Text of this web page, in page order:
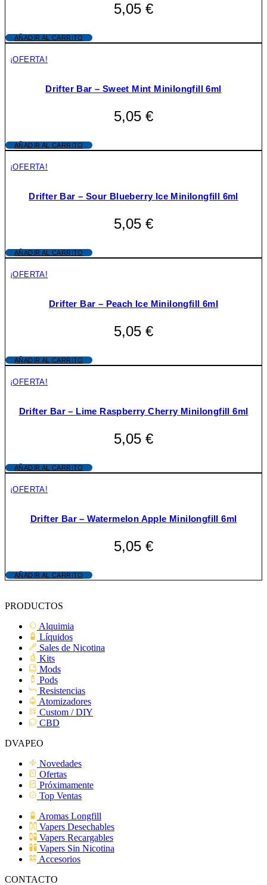
5,05 €
AÑADIR AL CARRITO
¡OFERTA!
Drifter Bar – Sweet Mint Minilongfill 6ml
5,05 €
AÑADIR AL CARRITO
¡OFERTA!
Drifter Bar – Sour Blueberry Ice Minilongfill 6ml
5,05 €
AÑADIR AL CARRITO
¡OFERTA!
Drifter Bar – Peach Ice Minilongfill 6ml
5,05 €
AÑADIR AL CARRITO
¡OFERTA!
Drifter Bar – Lime Raspberry Cherry Minilongfill 6ml
5,05 €
AÑADIR AL CARRITO
¡OFERTA!
Drifter Bar – Watermelon Apple Minilongfill 6ml
5,05 €
AÑADIR AL CARRITO
PRODUCTOS
Alquimia
Líquidos
Sales de Nicotina
Kits
Mods
Pods
Resistencias
Atomizadores
Custom / DIY
CBD
DVAPEO
Novedades
Ofertas
Próximamente
Top Ventas
Aromas Longfill
Vapers Desechables
Vapers Recargables
Vapers Sin Nicotina
Accesorios
CONTACTO